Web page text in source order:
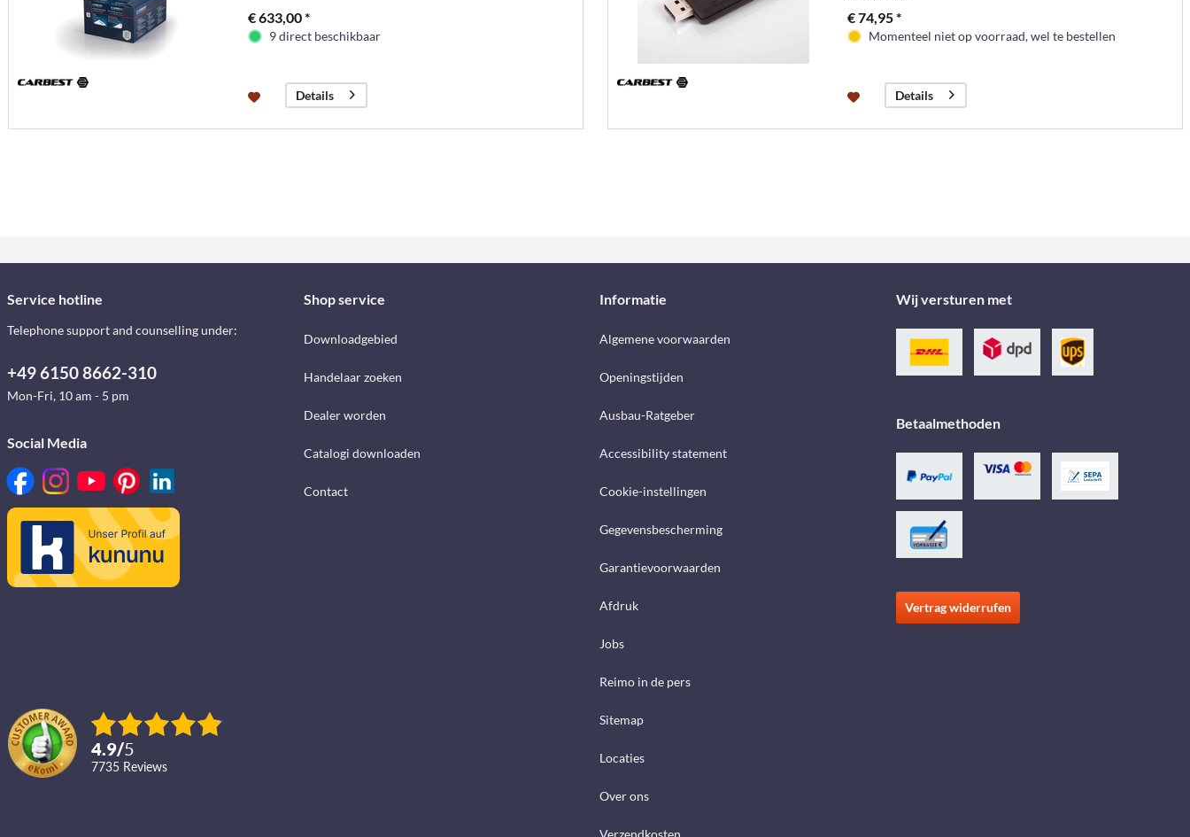
€ 633,00 *
9 direct beschikbaar
Details
€ 74,95 *
Momenteel niet op voorraad, wel te bestellen
Details
Service hotline
Telephone support and counselling under:
+49 6150 8662-310
Mon-Fri, 10 am - 5 pm
Social Media
4.9/5
7735 reviews
Shop service
Downloadgebied
Handelaar zoeken
Dealer worden
Catalogi downloaden
Contact
Informatie
Algemene voorwaarden
Openingstijden
Ausbau-Ratgeber
Accessibility statement
Cookie-instellingen
Gegevensbescherming
Garantievoorwaarden
Afdruk
Jobs
Reimo in de pers
Sitemap
Locaties
Over ons
Wij versturen met
Betaalmethoden
Vertrag widerrufen